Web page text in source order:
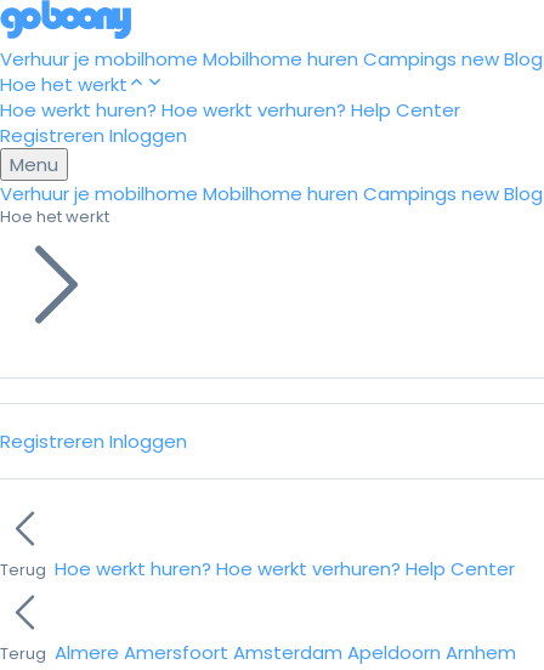
Verhuur je mobilhome Mobilhome huren Campings newBlog
Hoe het werkt
Hoe werkt huren? Hoe werkt verhuren? Help Center
Registreren Inloggen
Menu
Verhuur je mobilhome Mobilhome huren Campings newBlog
Hoe het werkt
Registreren Inloggen
Terug Hoe werkt huren? Hoe werkt verhuren? Help Center
Terug Almere Amersfoort Amsterdam Apeldoorn Arnhem